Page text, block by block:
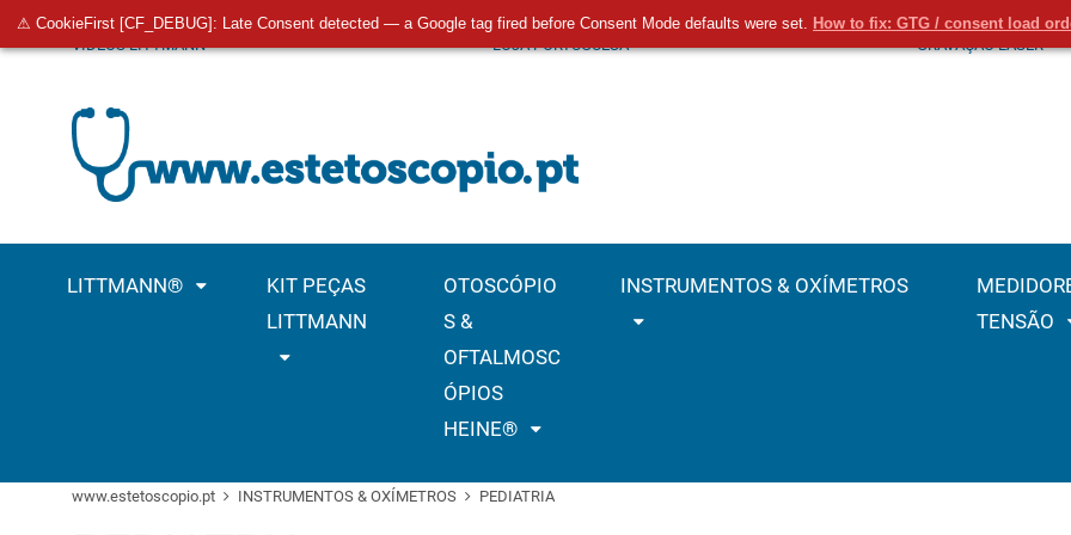
⚠ CookieFirst [CF_DEBUG]: Late Consent detected — a Google tag fired before Consent Mode defaults were set. How to fix: GTG / consent load
VÍDEOS LITTMANN LOJA PORTUGUESA GRAVAÇÃO LASER
LITTMANN®
KIT PEÇAS
LITTMANN
OTOSCÓPIO
S &
OFTALMOSC
ÓPIOS
HEINE®
INSTRUMENTOS & OXÍMETROS
TENSÃO
www.estetoscopio.pt INSTRUMENTOS & OXÍMETROS PEDIATRIA